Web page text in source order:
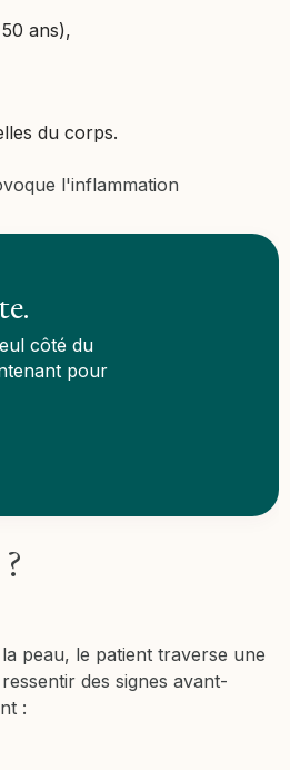
ans),
du corps.
l'inflammation
côté du
pour
peau, le patient traverse une
des signes avant-
: